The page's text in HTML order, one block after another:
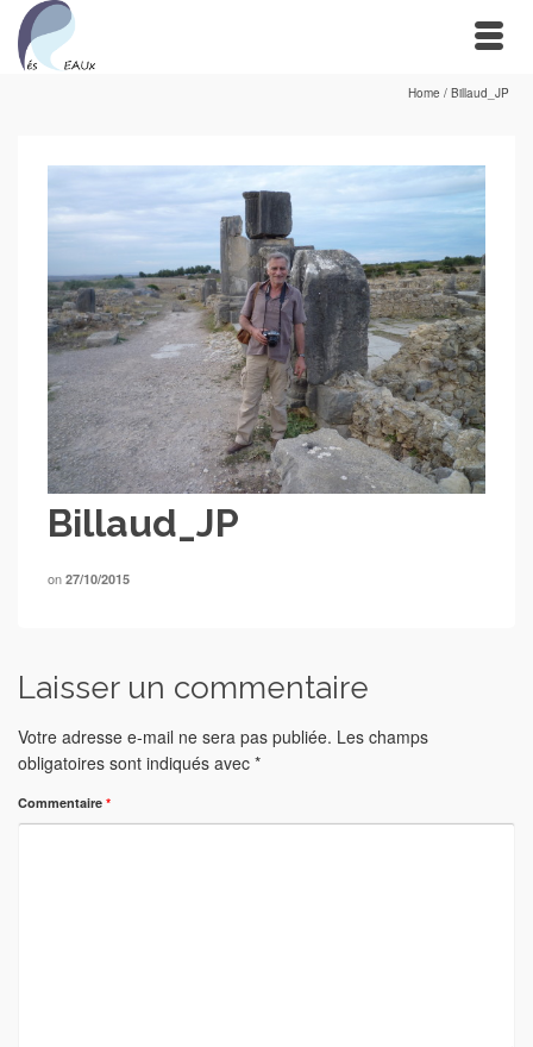
Home / Billaud_JP
Billaud_JP
on 27/10/2015
Laisser un commentaire
Votre adresse e-mail ne sera pas publiée. Les champs
obligatoires sont indiqués avec *
Commentaire *